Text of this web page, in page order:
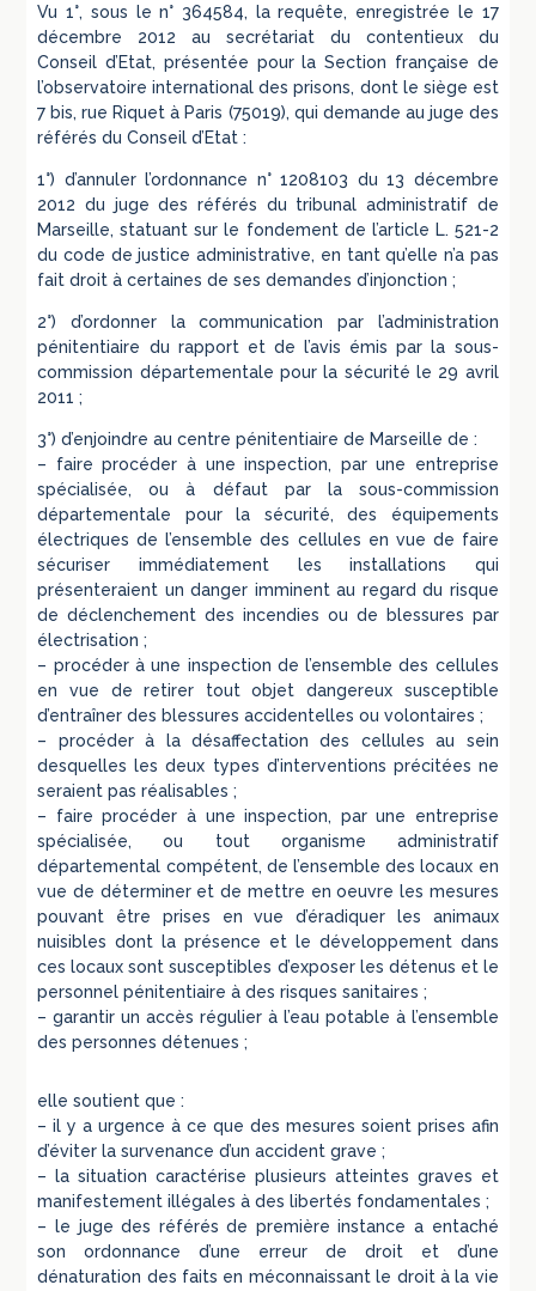
Vu 1°, sous le n° 364584, la requête, enregistrée le 17
décembre 2012 au secrétariat du contentieux du
Conseil d’Etat, présentée pour la Section française de
l’observatoire international des prisons, dont le siège est
7 bis, rue Riquet à Paris (75019), qui demande au juge des
référés du Conseil d’Etat :
1°) d’annuler l’ordonnance n° 1208103 du 13 décembre
2012 du juge des référés du tribunal administratif de
Marseille, statuant sur le fondement de l’article L. 521-2
du code de justice administrative, en tant qu’elle n’a pas
fait droit à certaines de ses demandes d’injonction ;
2°) d’ordonner la communication par l’administration
pénitentiaire du rapport et de l’avis émis par la sous-
commission départementale pour la sécurité le 29 avril
2011 ;
3°) d’enjoindre au centre pénitentiaire de Marseille de :
– faire procéder à une inspection, par une entreprise
spécialisée, ou à défaut par la sous-commission
départementale pour la sécurité, des équipements
électriques de l’ensemble des cellules en vue de faire
sécuriser immédiatement les installations qui
présenteraient un danger imminent au regard du risque
de déclenchement des incendies ou de blessures par
électrisation ;
– procéder à une inspection de l’ensemble des cellules
en vue de retirer tout objet dangereux susceptible
d’entraîner des blessures accidentelles ou volontaires ;
– procéder à la désaffectation des cellules au sein
desquelles les deux types d’interventions précitées ne
seraient pas réalisables ;
– faire procéder à une inspection, par une entreprise
spécialisée, ou tout organisme administratif
départemental compétent, de l’ensemble des locaux en
vue de déterminer et de mettre en oeuvre les mesures
pouvant être prises en vue d’éradiquer les animaux
nuisibles dont la présence et le développement dans
ces locaux sont susceptibles d’exposer les détenus et le
personnel pénitentiaire à des risques sanitaires ;
– garantir un accès régulier à l’eau potable à l’ensemble
des personnes détenues ;
elle soutient que :
– il y a urgence à ce que des mesures soient prises afin
d’éviter la survenance d’un accident grave ;
– la situation caractérise plusieurs atteintes graves et
manifestement illégales à des libertés fondamentales ;
– le juge des référés de première instance a entaché
son ordonnance d’une erreur de droit et d’une
dénaturation des faits en méconnaissant le droit à la vie